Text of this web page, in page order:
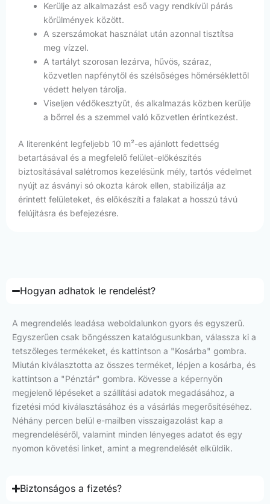
Kerülje az alkalmazást eső vagy rendkívül párás
körülmények között.
A szerszámokat használat után azonnal tisztítsa
meg vízzel.
A tartályt szorosan lezárva, hűvös, száraz,
közvetlen napfénytől és szélsőséges hőmérséklettől
védett helyen tárolja.
Viseljen védőkesztyűt, és alkalmazás közben kerülje
a bőrrel és a szemmel való közvetlen érintkezést.
A literenként legfeljebb 10 m²-es ajánlott fedettség
betartásával és a megfelelő felület-előkészítés
biztosításával salétromos kezelésünk mély, tartós védelmet
nyújt az ásványi só okozta károk ellen, stabilizálja az
érintett felületeket, és előkészíti a falakat a hosszú távú
felújításra és befejezésre.
Hogyan adhatok le rendelést?
A megrendelés leadása weboldalunkon gyors és egyszerű.
Egyszerűen csak böngésszen katalógusunkban, válassza ki a
tetszőleges termékeket, és kattintson a "Kosárba" gombra.
Miután kiválasztotta az összes terméket, lépjen a kosárba, és
kattintson a "Pénztár" gombra. Kövesse a képernyőn
megjelenő lépéseket a szállítási adatok megadásához, a
fizetési mód kiválasztásához és a vásárlás megerősítéséhez.
Néhány percen belül e-mailben visszaigazolást kap a
megrendeléséről, valamint minden lényeges adatot és egy
nyomon követési linket, amint a megrendelését elküldik.
Biztonságos a fizetés?